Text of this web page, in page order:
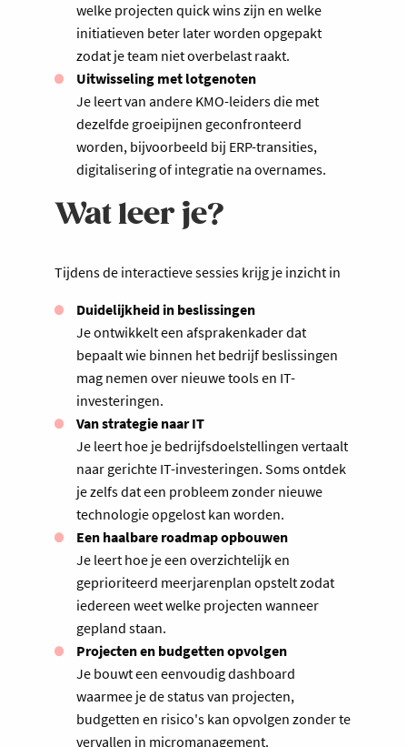
welke projecten quick wins zijn en welke
initiatieven beter later worden opgepakt
zodat je team niet overbelast raakt.
Uitwisseling met lotgenoten
Je leert van andere KMO-leiders die met
dezelfde groeipijnen geconfronteerd
worden, bijvoorbeeld bij ERP-transities,
digitalisering of integratie na overnames.
Wat leer je?
Tijdens de interactieve sessies krijg je inzicht in
Duidelijkheid in beslissingen
Je ontwikkelt een afsprakenkader dat
bepaalt wie binnen het bedrijf beslissingen
mag nemen over nieuwe tools en IT-
investeringen.
Van strategie naar IT
Je leert hoe je bedrijfsdoelstellingen vertaalt
naar gerichte IT-investeringen. Soms ontdek
je zelfs dat een probleem zonder nieuwe
technologie opgelost kan worden.
Een haalbare roadmap opbouwen
Je leert hoe je een overzichtelijk en
geprioriteerd meerjarenplan opstelt zodat
iedereen weet welke projecten wanneer
gepland staan.
Projecten en budgetten opvolgen
Je bouwt een eenvoudig dashboard
waarmee je de status van projecten,
budgetten en risico's kan opvolgen zonder te
vervallen in micromanagement.